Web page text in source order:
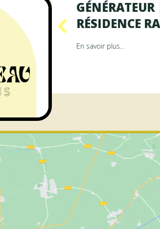
| Résidence ArAMiS
GÉNÉRATEUR
RÉSIDENCE
En savoir plus...